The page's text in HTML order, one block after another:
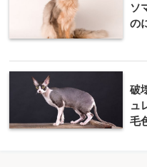
ソ
の
破
ュ
毛